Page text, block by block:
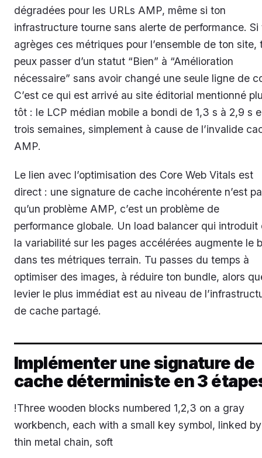
dégradées pour les URLs AMP, même si ton
infrastructure tourne sans alerte de performance. Si
agrèges ces métriques pour l’ensemble de ton site,
peux passer d’un statut “Bien” à “Amélioration
nécessaire” sans avoir changé une seule ligne de
C’est ce qui est arrivé au site éditorial mentionné
tôt : le LCP médian mobile a bondi de 1,3 s à 2,9 s
trois semaines, simplement à cause de l’invalide
AMP.
Le lien avec l’optimisation des Core Web Vitals est
direct : une signature de cache incohérente n’est
qu’un problème AMP, c’est un problème de
performance globale. Un load balancer qui introduit
la variabilité sur les pages accélérées augmente le
dans tes métriques terrain. Tu passes du temps à
optimiser des images, à réduire ton bundle, alors
levier le plus immédiat est au niveau de
de cache partagé.
Implémenter une signature de
cache déterministe en 3
!Three wooden blocks numbered 1,2,3 on a gray
workbench, each with a small key symbol, linked
thin metal chain, soft